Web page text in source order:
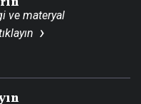
ve materyal